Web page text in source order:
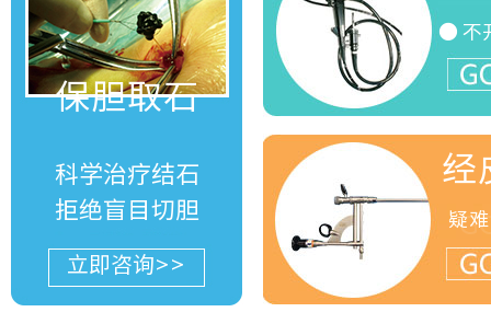
保胆取石
科学治疗结石
拒绝盲目切胆
立即咨询>>
● 不
经
疑